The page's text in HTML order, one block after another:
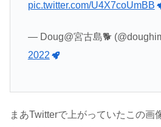
pic.twitter.com/U4X7coUmBB
— Doug@宮古島🐕
2022
まあTwitterで上がっていたこの画